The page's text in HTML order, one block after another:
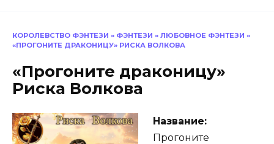
КОРОЛЕВСТВО ФЭНТЕЗИ » ФЭНТЕЗИ » ЛЮБОВНОЕ ФЭНТЕЗИ »
«ПРОГОНИТЕ ДРАКОНИЦУ» РИСКА ВОЛКОВА
«Прогоните драконицу»
Риска Волкова
Название:
Прогоните